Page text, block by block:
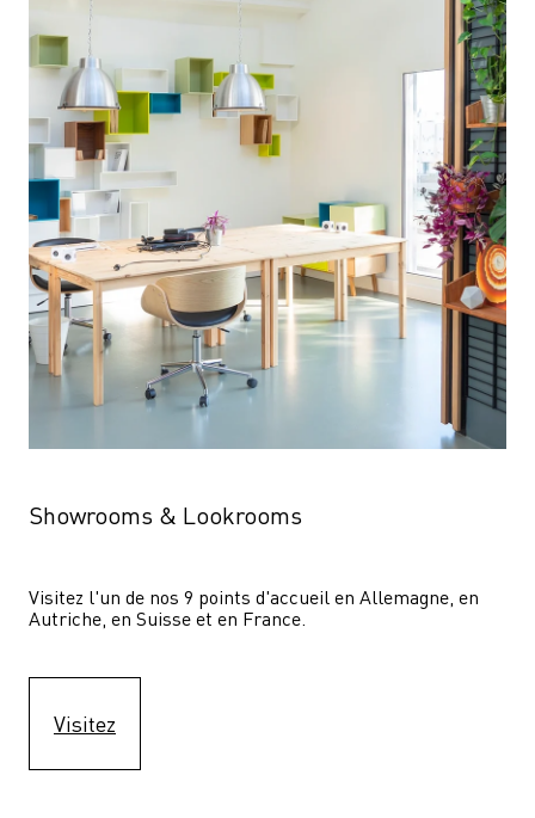
Showrooms & Lookrooms
Visitez l'un de nos 9 points d'accueil en Allemagne, en
Autriche, en Suisse et en France.
Visitez